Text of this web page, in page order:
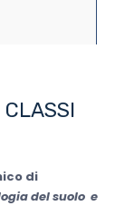
di
del suolo e